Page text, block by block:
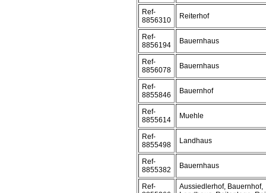
Ref-
8856310
Reiterhof
Ref-
8856194
Bauernhaus
Ref-
8856078
Bauernhaus
Ref-
8855846
Bauernhof
Ref-
8855614
Muehle
Ref-
8855498
Landhaus
Ref-
8855382
Bauernhaus
Ref-
Aussiedlerhof, Bauernhof,